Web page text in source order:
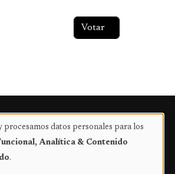
procesamos datos personales para los
Analítica & Contenido
.